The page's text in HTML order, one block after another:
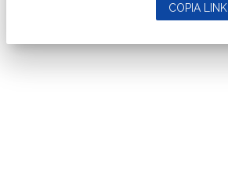
COPIA LINK